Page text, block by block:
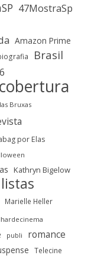
47MostraSp
Amazon Prime
Brasil
cobertura
Bruxas
por Elas
Kathryn Bigelow
listas
Marielle Heller
publi romance
Telecine